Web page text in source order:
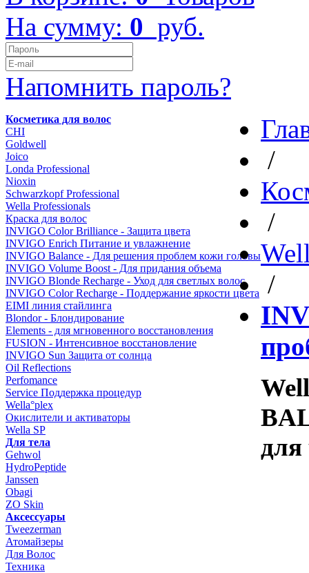
На сумму: 0 руб.
Напомнить пароль?
Косметика для волос
CHI
Goldwell
Joico
Londa Professional
Nioxin
Schwarzkopf Professional
Wella Professionals
Краска для волос
INVIGO Color Brilliance - Защита цвета
INVIGO Enrich Питание и увлажнение
INVIGO Balance - Для решения проблем кожи головы
INVIGO Volume Boost - Для придания объема
INVIGO Blonde Recharge - Уход для светлых волос
INVIGO Color Recharge - Поддержание яркости цвета
EIMI линия стайлинга
Blondor - Блондирование
Elements - для мгновенного восстановления
FUSION - Интенсивное восстановление
INVIGO Sun Защита от солнца
Oil Reflections
Perfomance
Service Поддержка процедур
Wella°plex
Окислители и активаторы
Wella SP
Для тела
Gehwol
HydroPeptide
Janssen
Obagi
ZO Skin
Aксессуары
Tweezerman
Атомайзеры
Для Волос
Техника
/
/
/
для